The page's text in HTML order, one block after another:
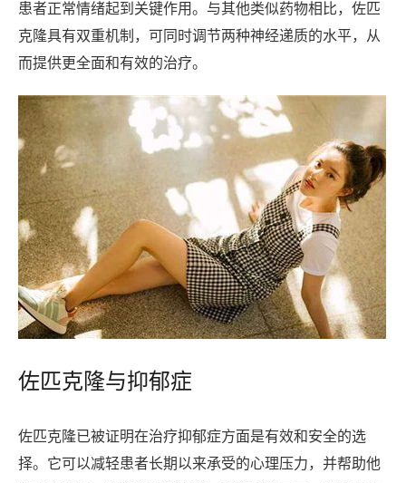
患者正常情绪起到关键作用。与其他类似药物相比，佐匹
克隆具有双重机制，可同时调节两种神经递质的水平，从
而提供更全面和有效的治疗。
佐匹克隆与抑郁症
佐匹克隆已被证明在治疗抑郁症方面是有效和安全的选
择。它可以减轻患者长期以来承受的心理压力，并帮助他